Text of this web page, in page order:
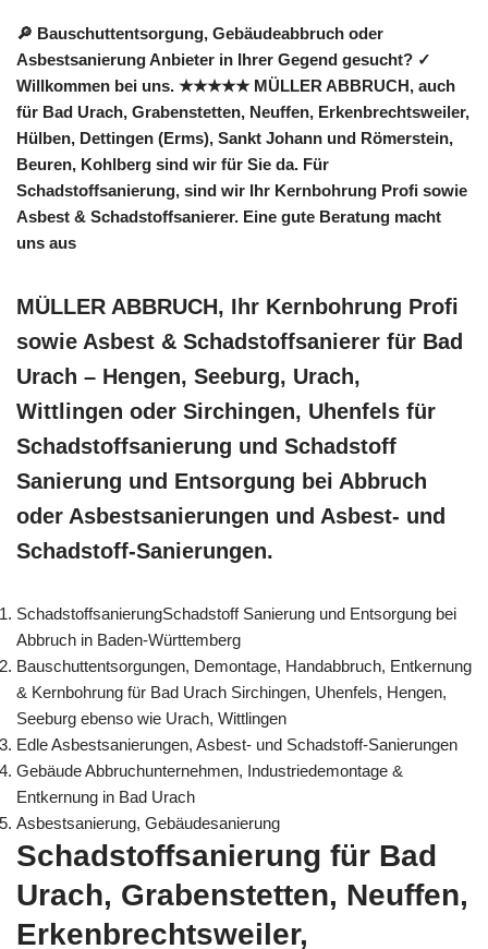
🔎 Bauschuttentsorgung, Gebäudeabbruch oder
Asbestsanierung Anbieter in Ihrer Gegend gesucht? ✓
Willkommen bei uns. ★★★★★ MÜLLER ABBRUCH, auch
für Bad Urach, Grabenstetten, Neuffen, Erkenbrechtsweiler,
Hülben, Dettingen (Erms), Sankt Johann und Römerstein,
Beuren, Kohlberg sind wir für Sie da. Für
Schadstoffsanierung, sind wir Ihr Kernbohrung Profi sowie
Asbest & Schadstoffsanierer. Eine gute Beratung macht
uns aus
MÜLLER ABBRUCH, Ihr Kernbohrung Profi
sowie Asbest & Schadstoffsanierer für Bad
Urach – Hengen, Seeburg, Urach,
Wittlingen oder Sirchingen, Uhenfels für
Schadstoffsanierung und Schadstoff
Sanierung und Entsorgung bei Abbruch
oder Asbestsanierungen und Asbest- und
Schadstoff-Sanierungen.
SchadstoffsanierungSchadstoff Sanierung und Entsorgung bei
Abbruch in Baden-Württemberg
Bauschuttentsorgungen, Demontage, Handabbruch, Entkernung
& Kernbohrung für Bad Urach Sirchingen, Uhenfels, Hengen,
Seeburg ebenso wie Urach, Wittlingen
Edle Asbestsanierungen, Asbest- und Schadstoff-Sanierungen
Gebäude Abbruchunternehmen, Industriedemontage &
Entkernung in Bad Urach
Asbestsanierung, Gebäudesanierung
Schadstoffsanierung für Bad
Urach, Grabenstetten, Neuffen,
Erkenbrechtsweiler,